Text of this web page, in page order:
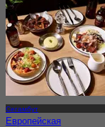
Сегамбут
Европейская